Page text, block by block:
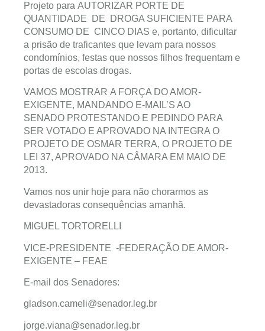
Projeto para AUTORIZAR PORTE DE
QUANTIDADE DE DROGA SUFICIENTE PARA
CONSUMO DE CINCO DIAS e, portanto, dificultar
a prisão de traficantes que levam para nossos
condomínios, festas que nossos filhos frequentam e
portas de escolas drogas.
VAMOS MOSTRAR A FORÇA DO AMOR-
EXIGENTE, MANDANDO E-MAIL’S AO
SENADO PROTESTANDO E PEDINDO PARA
SER VOTADO E APROVADO NA INTEGRA O
PROJETO DE OSMAR TERRA, O PROJETO DE
LEI 37, APROVADO NA CÂMARA EM MAIO DE
2013.
Vamos nos unir hoje para não chorarmos as
devastadoras consequências amanhã.
MIGUEL TORTORELLI
VICE-PRESIDENTE -FEDERAÇÃO DE AMOR-
EXIGENTE – FEAE
E-mail dos Senadores:
gladson.cameli@senador.leg.br
jorge.viana@senador.leg.br